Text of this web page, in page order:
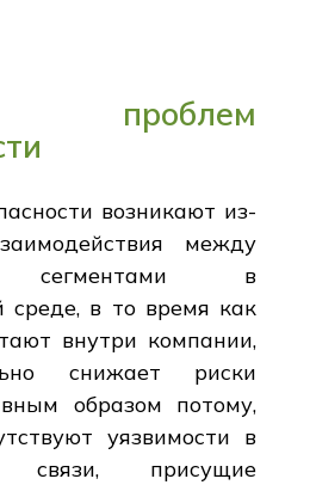
проблем
возникают из-
между
сегментами в
среде, в то время как
внутри компании,
снижает риски
образом потому,
уязвимости в
связи, присущие